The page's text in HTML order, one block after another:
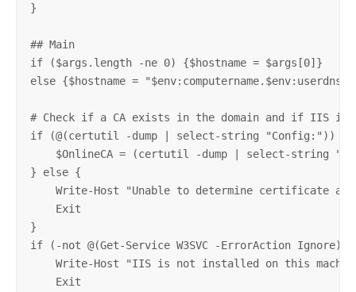
}
## Main
if ($args.length -ne 0) {$hostname = $args[0]}
else {$hostname =
# Check if a CA exists in the domain and if IIS is
if (@(certutil -dump | select-string "Config:")) {
$OnlineCA = (certutil -dump | select-string
} else {
Write-Host "Unable to determine certificate
    Exit
}
if (-not @(Get-Service W3SVC -ErrorAction Ignore))
Write-Host "IIS is not installed on this
    Exit